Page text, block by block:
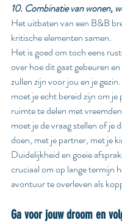
10. Combinatie van wonen,
Het uitbaten van een B&B
kritische elementen samen.
Het is goed om toch eens
over hoe dit gaat gebeuren
zullen zijn voor jou en je
moet je echt bereid zijn om je
ruimte te delen met
moet je de vraag stellen of je
doen, met je partner, met je
Duidelijkheid en goeie
cruciaal om op lange termijn
avontuur te overleven als
Ga voor jouw droom en